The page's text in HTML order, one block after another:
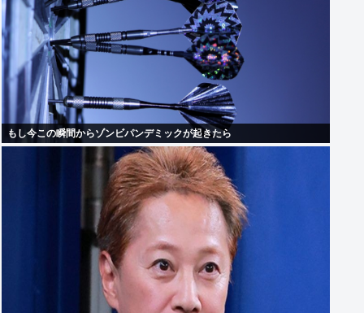
もし今この瞬間からゾンビパンデミックが起きたら